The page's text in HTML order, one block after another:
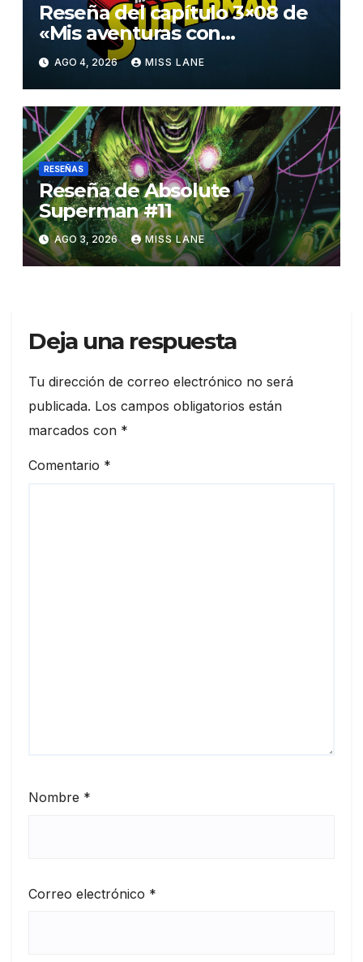
Reseña del capítulo 3×08 de
«Mis aventuras con
Superman»
AGO 4, 2026 MISS LANE
RESEÑAS
Reseña de Absolute
Superman #11
AGO 3, 2026 MISS LANE
Deja una respuesta
Tu dirección de correo electrónico no será
publicada. Los campos obligatorios están
marcados con *
Comentario *
Nombre *
Correo electrónico *